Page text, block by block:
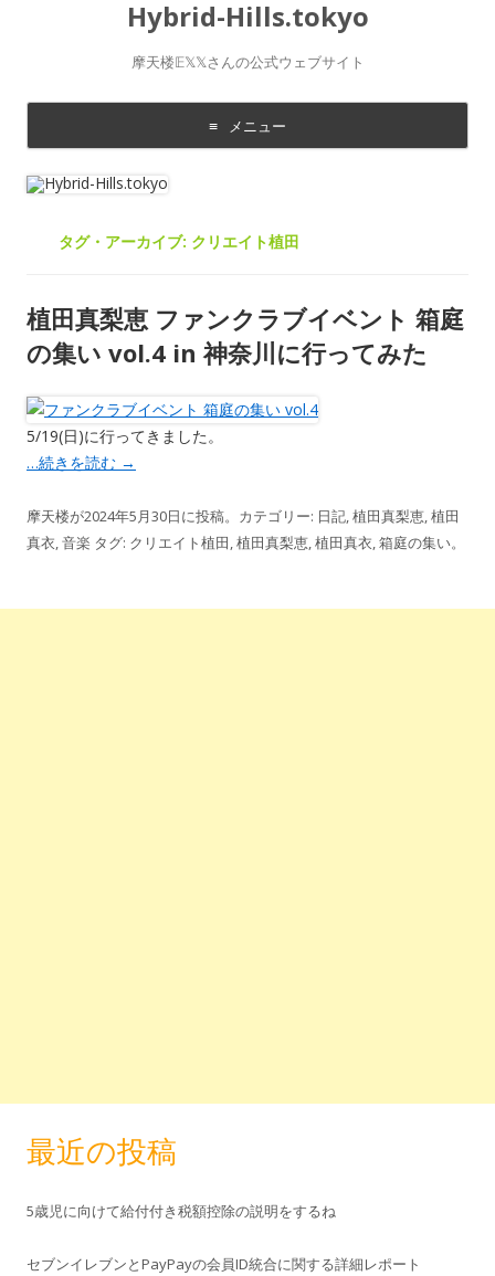
Hybrid-Hills.tokyo
摩天楼𝔼𝕏𝕏さんの公式ウェブサイト
メニュー
コ
ン
テ
タグ・アーカイブ: クリエイト植田
植田真梨恵 ファンクラブイベント 箱庭
の集い vol.4 in 神奈川に行ってみた
5/19(日)に行ってきました。
…続きを読む →
摩天楼が2024年5月30日に投稿。カテゴリー: 日記,植田真梨恵,植田
真衣,音楽 タグ: クリエイト植田,植田真梨恵,植田真衣,箱庭の集い。
最近の投稿
5歳児に向けて給付付き税額控除の説明をするね
セブンイレブンとPayPayの会員ID統合に関する詳細レポート